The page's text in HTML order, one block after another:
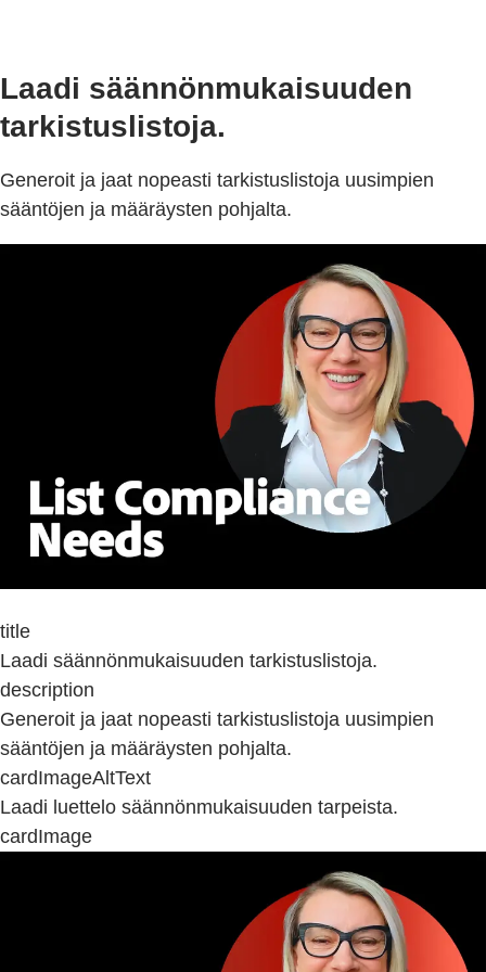
Laadi säännönmukaisuuden
tarkistuslistoja.
Generoit ja jaat nopeasti tarkistuslistoja uusimpien
sääntöjen ja määräysten pohjalta.
title
Laadi säännönmukaisuuden tarkistuslistoja.
description
Generoit ja jaat nopeasti tarkistuslistoja uusimpien
sääntöjen ja määräysten pohjalta.
cardImageAltText
Laadi luettelo säännönmukaisuuden tarpeista.
cardImage